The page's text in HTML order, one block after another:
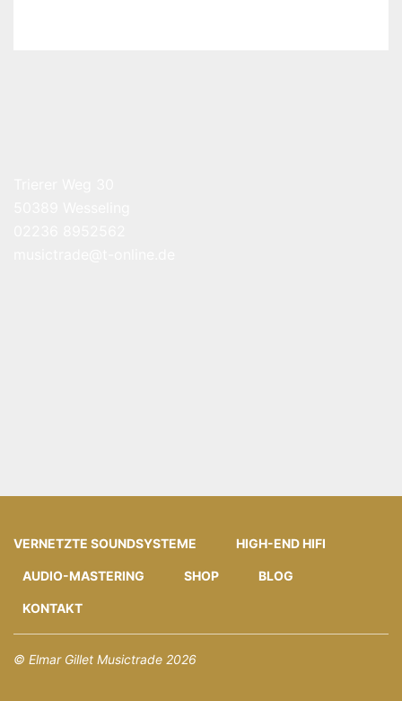
VERNETZTE SOUNDSYSTEME HIGH-END HIFI
AUDIO-MASTERING SHOP BLOG
KONTAKT
© Elmar Gillet Musictrade 2026